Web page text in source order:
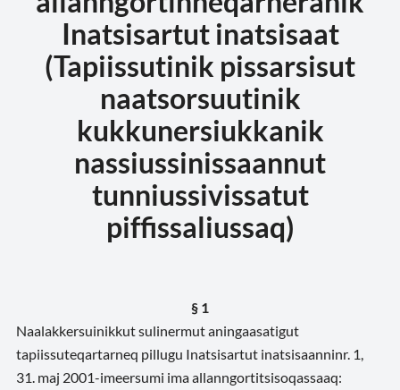
Inatsisartut inatsisaat
(Tapiissutinik pissarsisut
naatsorsuutinik
kukkunersiukkanik
nassiussinissaannut
tunniussivissatut
piffissaliussaq)
§ 1
Naalakkersuinikkut sulinermut aningaasatigut
tapiissuteqartarneq pillugu Inatsisartut inatsisaanninr. 1,
31. maj 2001-imeersumi ima allanngortitsisoqassaaq: